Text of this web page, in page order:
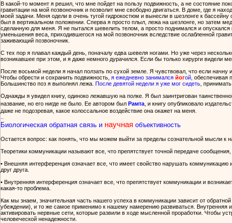
В какой-то момент я решил, что мне пойдет на пользу подвижность, а не состояние
гравитации на мой позвоночник и позволит мне свободно двигаться. В доме, где я
моей задачи. Меня одели в очень тугой гидрокостюм и вынесли в шезлонге к
был в вертикальном положении. Сперва я просто плыл, лежа на шезлонге, но затем
сделанную для меня. Я не пытался шевелить телом, а просто поднимался и
уменьшения веса, приходившегося на мой позвоночник вследствие ослабленной
заживающий позвоночник.
С тех пор я плавал каждый день, поначалу едва шевеля ногами. Но уже через
возникавшее при этом, и я даже немного дурачился. Если бы только хирурги видели
После восьмой недели я начал ползать по сухой земле. Я чувствовал, что если
Чтобы обрести и сохранить подвижность, я ежедневно занимался йогой, обеспечивая
Большинство поз я выполнял лежа.
После девятой недели я уже мог сидеть, принимать
Однажды я увидел книгу, одиноко лежавшую на полке. Я был заинтригован
название, но его нигде не было. Ее автором был Рамта, и книгу опубликовало
даже не подозревая, какое колоссальное воздействие она окажет на меня.
Биологическая обратная связь и научная объективность
Остается вопрос: как понять, что мы можем выйти за пределы сознательной мысли
Теоретики коммуникации называют все, что препятствует точной передаче
• Внешняя интерференция означает все, что имеет свойство нарушать
друг друга.
• Внутренняя интерференция означает все, что препятствует коммуникации и
какая-то проблема.
Как мы знаем, значительная часть нашего успеха в коммуникации зависит от
убеждении), и то же самое применимо к нашему намерению развиваться.
активировать нервные сети, которые развили в ходе мысленной проработки. Чтобы
человеческой ненадежности.